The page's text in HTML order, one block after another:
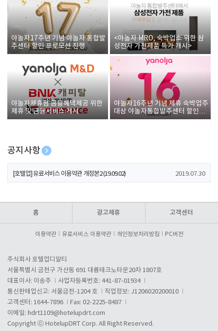
야놀자17주년 기념 야놀자 통합발
주센터 할인 프로모션 진행
<야놀자 MRO, 숙박업소 위한 삼
성전자 가전제품 특가 개시>
야놀자제휴점 금융혜택제공 위한
제휴 및 금융서비스 게시
야놀자16주년 기념 제휴 숙박업주
대상 야놀자통합발주센터 할인쿠
폰 증정
공지사항
[호텔업] 개인정보 처리방침 개정본1 (19.09.02)
[호텔업] 유료서비스 이용약관 개정본2 (19.09.02) 2019.07.30
홈 광고제휴 고객센터
이용약관 유료서비스 이용약관 개인정보처리방침 PC버전
주식회사 호텔업디알티
서울특별시 금천구 가산동 691 대륭테크노타운20차 1807호
대표이사: 이송주
사업자등록번호: 441-87-01934
통신판매업신고: 서울금천-1204 호
직업정보: J1206020200010
고객센터: 1644-7896
Fax: 02-2225-8487
이메일: hdrt1109@hotelupdrt.com
Copyright ⓒ HotelupDRT Corp. All Right Reserved.